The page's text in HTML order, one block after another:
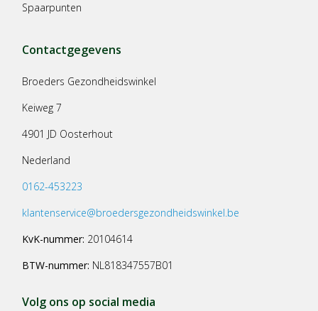
Spaarpunten
Contactgegevens
Broeders Gezondheidswinkel
Keiweg 7
4901 JD Oosterhout
Nederland
0162-453223
klantenservice@broedersgezondheidswinkel.be
KvK-nummer: 20104614
BTW-nummer: NL818347557B01
Volg ons op social media